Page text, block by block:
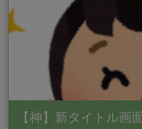
【神】新タイトル画